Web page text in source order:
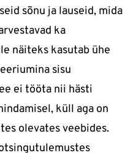
sõnu ja lauseid, mida
ka
näiteks kasutab ühe
sisu
ei tööta nii hästi
küll aga on
olevates veebides.